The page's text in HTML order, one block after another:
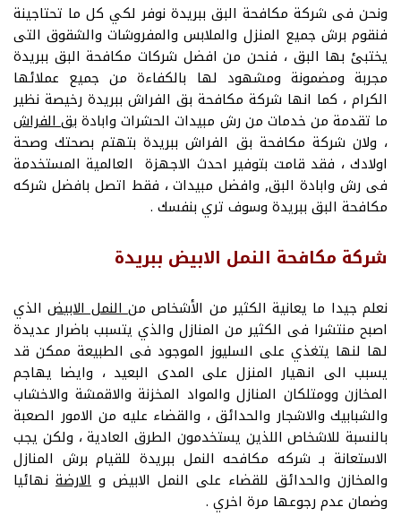
ونحن فى شركة مكافحة البق ببريدة نوفر لكي كل ما تحتاجينة
فنقوم برش جميع المنزل والملابس والمفروشات والشقوق التى
يختبئ بها البق ، فنحن من افضل شركات مكافحة البق ببريدة
مجربة ومضمونة ومشهود لها بالكفاءة من جميع عملائها
الكرام ، كما انها شركة مكافحة بق الفراش ببريدة رخيصة نظير
ما تقدمة من خدمات من رش مبيدات الحشرات وابادةبق الفراش
، ولان شركة مكافحة بق الفراش ببريدة بتهتم بصحتك وصحة
اولادك ، فقد قامت بتوفير احدث الاجهزة العالمية المستخدمة
فى رش وابادة البق, وافضل مبيدات ، فقط اتصل بافضل شركه
مكافحة البق ببريدة وسوف تري بنفسك .
شركة مكافحة النمل الابيض ببريدة
نعلم جيدا ما يعانية الكثير من الأشخاص منالنمل الابيضالذي
اصبح منتشرا فى الكثير من المنازل والذي يتسبب باضرار عديدة
لها لنها يتغذي على السليوز الموجود فى الطبيعة ممكن قد
يسبب الى انهيار المنزل على المدى البعيد ، وايضا يهاجم
المخازن وومتلكان المنازل والمواد المخزنة والاقمشة والاخشاب
والشبابيك والاشجار والحدائق ، والقضاء عليه من الامور الصعبة
بالنسبة للاشخاص اللذين يستخدمون الطرق العادية ، ولكن يجب
الاستعانة بـ شركه مكافحه النمل ببريدة للقيام برش المنازل
والمخازن والحدائق للقضاء على النمل الابيض و الارضة نهائيا
وضمان عدم رجوعها مرة اخري .